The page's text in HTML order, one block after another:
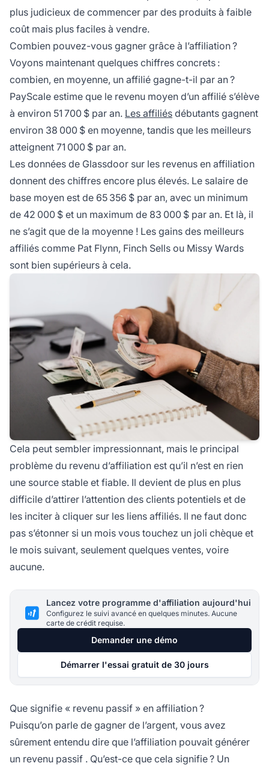
plus judicieux de commencer par des produits à faible
coût mais plus faciles à vendre.
Combien pouvez-vous gagner grâce à l’affiliation ?
Voyons maintenant quelques chiffres concrets :
combien, en moyenne, un affilié gagne-t-il par an ?
PayScale estime que le revenu moyen d’un affilié s’élève
à environ 51 700 $ par an. Les affiliés débutants gagnent
environ 38 000 $ en moyenne, tandis que les meilleurs
atteignent 71 000 $ par an.
Les données de Glassdoor sur les revenus en affiliation
donnent des chiffres encore plus élevés. Le salaire de
base moyen est de 65 356 $ par an, avec un minimum
de 42 000 $ et un maximum de 83 000 $ par an. Et là, il
ne s’agit que de la moyenne ! Les gains des meilleurs
affiliés comme Pat Flynn, Finch Sells ou Missy Wards
sont bien supérieurs à cela.
Cela peut sembler impressionnant, mais le principal
problème du revenu d’affiliation est qu’il n’est en rien
une source stable et fiable. Il devient de plus en plus
difficile d’attirer l’attention des clients potentiels et de
les inciter à cliquer sur les liens affiliés. Il ne faut donc
pas s’étonner si un mois vous touchez un joli chèque et
le mois suivant, seulement quelques ventes, voire
aucune.
Lancez votre programme d'affiliation aujourd'hui
Configurez le suivi avancé en quelques minutes. Aucune
carte de crédit requise.
Demander une démo
Démarrer l'essai gratuit de 30 jours
Que signifie « revenu passif » en affiliation ?
Puisqu’on parle de gagner de l’argent, vous avez
sûrement entendu dire que l’affiliation pouvait générer
un revenu passif . Qu’est-ce que cela signifie ? Un